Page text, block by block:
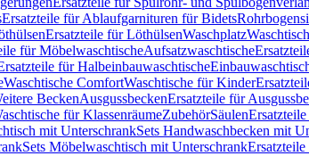
Ersatzteile für Ablaufgarnituren für Bidets
Ersatzteile für LöthülsenWaschplatz
für MöbelwaschtischeAufsatzwaschtische
für Halbeinbauwaschtische
Waschtische ComfortWaschtische für Kinder
BeckenAusgussbeckenErsatzteile für
für KlassenräumeZubehörSäulen
mit UnterschrankSets Handwaschbecken mit
Sets Möbelwaschtisch mit Unterschrank